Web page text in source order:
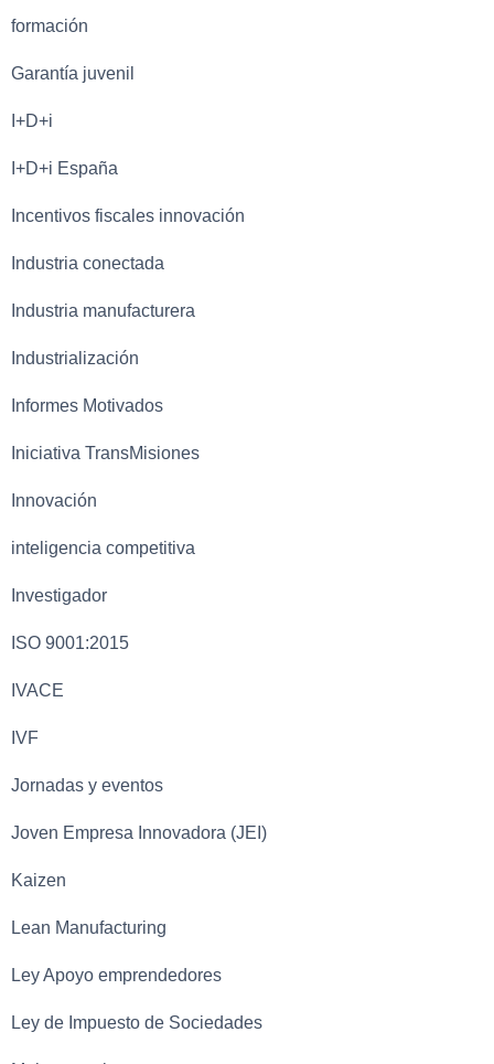
formación
Garantía juvenil
I+D+i
I+D+i España
Incentivos fiscales innovación
Industria conectada
Industria manufacturera
Industrialización
Informes Motivados
Iniciativa TransMisiones
Innovación
inteligencia competitiva
Investigador
ISO 9001:2015
IVACE
IVF
Jornadas y eventos
Joven Empresa Innovadora (JEI)
Kaizen
Lean Manufacturing
Ley Apoyo emprendedores
Ley de Impuesto de Sociedades